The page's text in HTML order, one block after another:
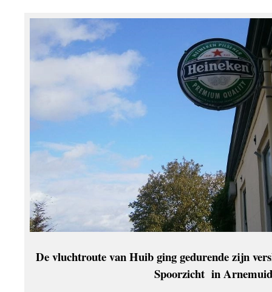
De vluchtroute van Huib ging gedurende zijn
Spoorzicht in